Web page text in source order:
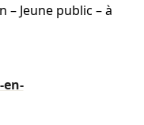
– Jeune public – à
en-